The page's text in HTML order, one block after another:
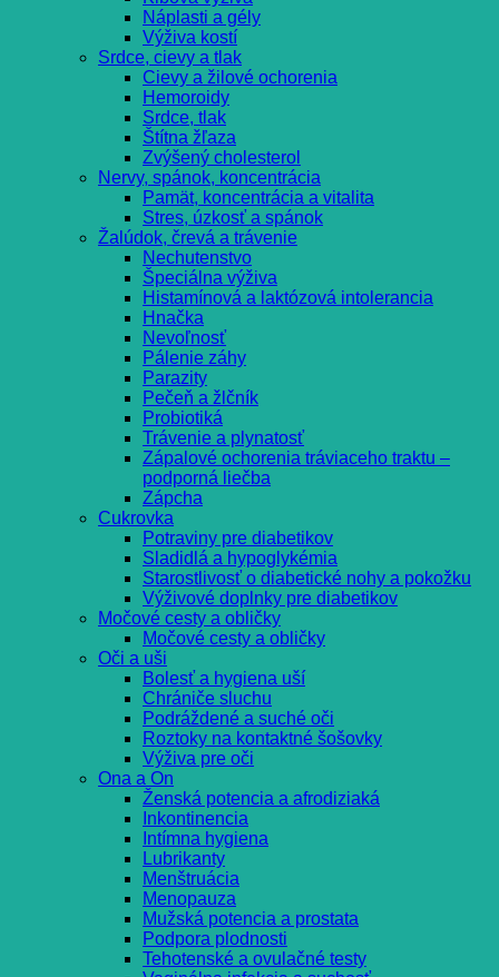
Náplasti a gély
Výživa kostí
Srdce, cievy a tlak
Cievy a žilové ochorenia
Hemoroidy
Srdce, tlak
Štítna žľaza
Zvýšený cholesterol
Nervy, spánok, koncentrácia
Pamät, koncentrácia a vitalita
Stres, úzkosť a spánok
Žalúdok, črevá a trávenie
Nechutenstvo
Špeciálna výživa
Histamínová a laktózová intolerancia
Hnačka
Nevoľnosť
Pálenie záhy
Parazity
Pečeň a žlčník
Probiotiká
Trávenie a plynatosť
Zápalové ochorenia tráviaceho traktu –
podporná liečba
Zápcha
Cukrovka
Potraviny pre diabetikov
Sladidlá a hypoglykémia
Starostlivosť o diabetické nohy a pokožku
Výživové doplnky pre diabetikov
Močové cesty a obličky
Močové cesty a obličky
Oči a uši
Bolesť a hygiena uší
Chrániče sluchu
Podráždené a suché oči
Roztoky na kontaktné šošovky
Výživa pre oči
Ona a On
Ženská potencia a afrodiziaká
Inkontinencia
Intímna hygiena
Lubrikanty
Menštruácia
Menopauza
Mužská potencia a prostata
Podpora plodnosti
Tehotenské a ovulačné testy